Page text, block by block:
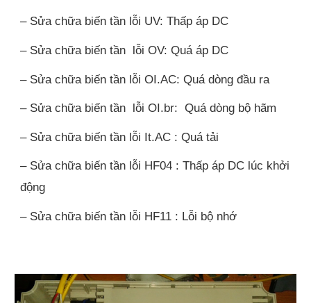
– Sửa chữa biến tần lỗi UV: Thấp áp DC
– Sửa chữa biến tần lỗi OV: Quá áp DC
– Sửa chữa biến tần lỗi OI.AC: Quá dòng đầu ra
– Sửa chữa biến tần lỗi OI.br: Quá dòng bộ hãm
– Sửa chữa biến tần lỗi It.AC : Quá tải
– Sửa chữa biến tần lỗi HF04 : Thấp áp DC lúc khởi
động
– Sửa chữa biến tần lỗi HF11 : Lỗi bộ nhớ